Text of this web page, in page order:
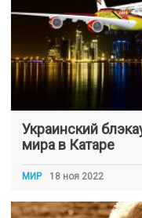
Украинский
мира в Катаре
МИР 18 ноя 2022